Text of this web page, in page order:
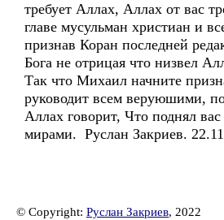
требует Аллах, Аллах от вас
главе мусульман христиан и
признав Коран последней
Бога не отрицая что низвел
Так что Михаил начните
руководит всем веруюшими,
Аллах говорит, Что поднял
мирами. Руслан Закриев.
© Copyright: Руслан Закриев, 2022